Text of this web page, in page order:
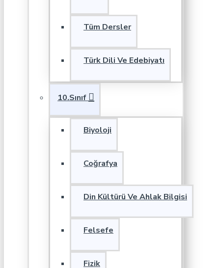
Tüm Dersler
Türk Dili Ve Edebiyatı
10.Sınıf
Biyoloji
Coğrafya
Din Kültürü Ve Ahlak Bilgisi
Felsefe
Fizik